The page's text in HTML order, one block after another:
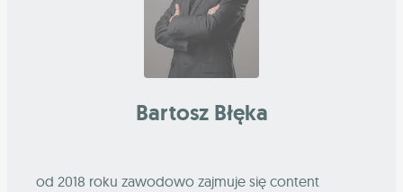
Bartosz Błęka
od 2018 roku zawodowo zajmuje się content